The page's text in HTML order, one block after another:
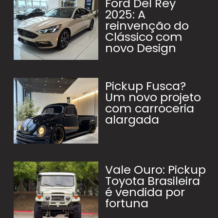
Ford Del Rey
2025: A
reinvenção do
Clássico com
novo Design
Pickup Fusca?
Um novo projeto
com carroceria
alargada
Vale Ouro: Pickup
Toyota Brasileira
é vendida por
fortuna